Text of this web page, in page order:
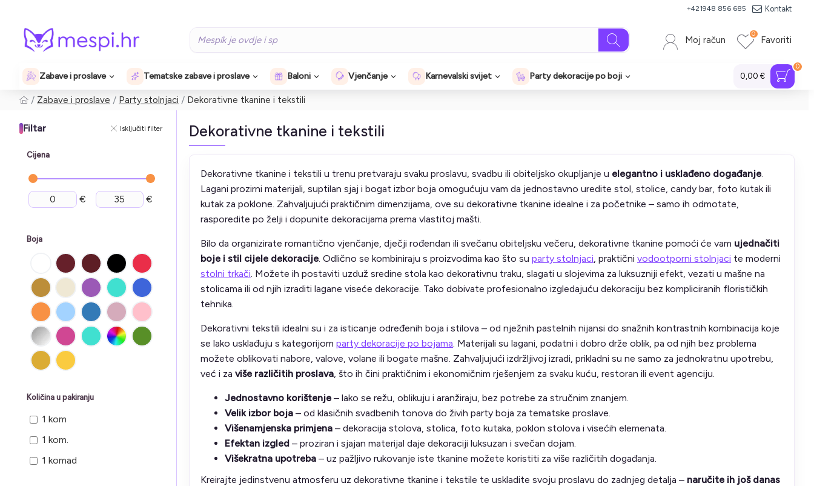
+421948 856 685 Kontakt
Moj račun Favoriti
0
Zabave i proslave Tematske zabave i proslave Baloni Vjenčanje Karnevalski svijet Party dekoracije po boji 0,00 €
0
Zabave i proslave Party stolnjaci Dekorativne tkanine i tekstili
Filtar Isključiti filter
Cijena
€ €
Količina u pakiranju
1 kom
1 kom.
1 komad
Boja
Dekorativne tkanine i tekstili
Dekorativne tkanine i tekstili u trenu pretvaraju svaku proslavu, svadbu ili obiteljsko okupljanje u elegantno i usklađeno događanje.
Lagani prozirni materijali, suptilan sjaj i bogat izbor boja omogućuju vam da jednostavno uredite stol, stolice, candy bar, foto kutak ili
kutak za poklone. Zahvaljujući praktičnim dimenzijama, ove su dekorativne tkanine idealne i za početnike – samo ih odmotate,
rasporedite po želji i dopunite dekoracijama prema vlastitoj mašti.
Bilo da organizirate romantično vjenčanje, dječji rođendan ili svečanu obiteljsku večeru, dekorativne tkanine pomoći će vam ujednačiti
boje i stil cijele dekoracije. Odlično se kombiniraju s proizvodima kao što su party stolnjaci, praktični vodootporni stolnjaci te moderni
stolni trkači. Možete ih postaviti uzduž sredine stola kao dekorativnu traku, slagati u slojevima za luksuzniji efekt, vezati u mašne na
stolicama ili od njih izraditi lagane viseće dekoracije. Tako dobivate profesionalno izgledajuću dekoraciju bez kompliciranih florističkih
tehnika.
Dekorativni tekstili idealni su i za isticanje određenih boja i stilova – od nježnih pastelnih nijansi do snažnih kontrastnih kombinacija koje
se lako usklađuju s kategorijom party dekoracije po bojama. Materijali su lagani, podatni i dobro drže oblik, pa od njih bez problema
možete oblikovati nabore, valove, volane ili bogate mašne. Zahvaljujući izdržljivoj izradi, prikladni su ne samo za jednokratnu upotrebu,
već i za više različitih proslava, što ih čini praktičnim i ekonomičnim rješenjem za svaku kuću, restoran ili event agenciju.
Jednostavno korištenje – lako se režu, oblikuju i aranžiraju, bez potrebe za stručnim znanjem.
Velik izbor boja – od klasičnih svadbenih tonova do živih party boja za tematske proslave.
Višenamjenska primjena – dekoracija stolova, stolica, foto kutaka, poklon stolova i visećih elemenata.
Efektan izgled – proziran i sjajan materijal daje dekoraciji luksuzan i svečan dojam.
Višekratna upotreba – uz pažljivo rukovanje iste tkanine možete koristiti za više različitih događanja.
Kreirajte jedinstvenu atmosferu uz dekorativne tkanine i tekstile te uskladite svoju proslavu do zadnjeg detalja – naručite ih još danas